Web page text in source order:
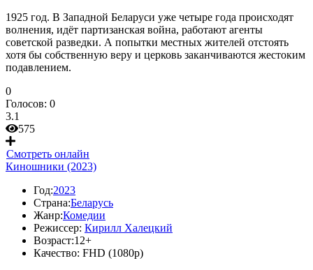
1925 год. В Западной Беларуси уже четыре года происходят
волнения, идёт партизанская война, работают агенты
советской разведки. А попытки местных жителей отстоять
хотя бы собственную веру и церковь заканчиваются жестоким
подавлением.
0
Голосов: 0
3.1
575
Смотреть онлайн
Киношники (2023)
Год:2023
Страна:Беларусь
Жанр:Комедии
Режиссер: Кирилл Халецкий
Возраст:12+
Качество: FHD (1080p)